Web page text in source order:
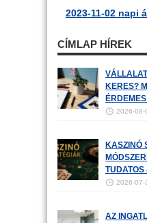
2023-11-02 napi
CÍMLAP HÍREK
KERES?
ÉRDEMES
2026-08-
KASZINÓ
2026-07-
AZ